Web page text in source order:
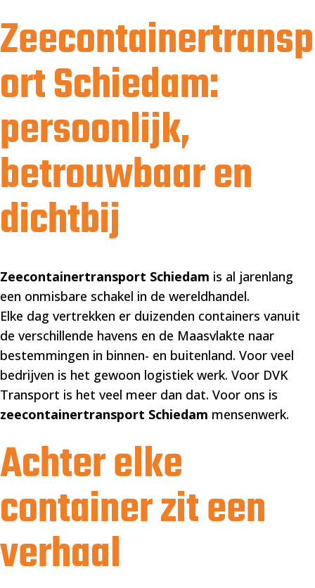
Zeecontainertransp
ort Schiedam:
persoonlijk,
betrouwbaar en
dichtbij
Zeecontainertransport Schiedam is al jarenlang
een onmisbare schakel in de wereldhandel.
Elke dag vertrekken er duizenden containers vanuit
de verschillende havens en de Maasvlakte naar
bestemmingen in binnen- en buitenland. Voor veel
bedrijven is het gewoon logistiek werk. Voor DVK
Transport is het veel meer dan dat. Voor ons is
zeecontainertransport Schiedam mensenwerk.
Achter elke
container zit een
verhaal